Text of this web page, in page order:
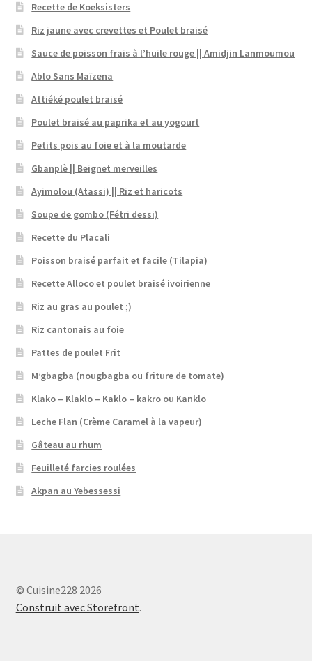
Recette de Koeksisters
Riz jaune avec crevettes et Poulet braisé
Sauce de poisson frais à l’huile rouge || Amidjin Lanmoumou
Ablo Sans Maïzena
Attiéké poulet braisé
Poulet braisé au paprika et au yogourt
Petits pois au foie et à la moutarde
Gbanplè || Beignet merveilles
Ayimolou (Atassi) || Riz et haricots
Soupe de gombo (Fétri dessi)
Recette du Placali
Poisson braisé parfait et facile (Tilapia)
Recette Alloco et poulet braisé ivoirienne
Riz au gras au poulet ;)
Riz cantonais au foie
Pattes de poulet Frit
M’gbagba (nougbagba ou friture de tomate)
Klako – Klaklo – Kaklo – kakro ou Kanklo
Leche Flan (Crème Caramel à la vapeur)
Gâteau au rhum
Feuilleté farcies roulées
Akpan au Yebessessi
© Cuisine228 2026
Construit avec Storefront.